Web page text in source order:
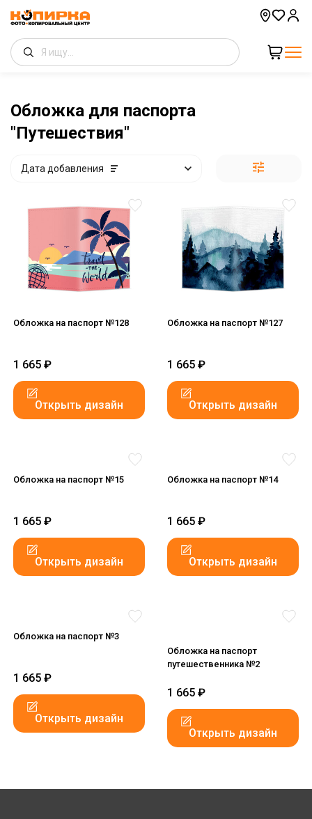
Обложка для паспорта
"Путешествия"
Дата добавления
Обложка на паспорт №128
1 665 ₽
Открыть дизайн
Обложка на паспорт №127
1 665 ₽
Открыть дизайн
Обложка на паспорт №15
1 665 ₽
Открыть дизайн
Обложка на паспорт №14
1 665 ₽
Открыть дизайн
Обложка на паспорт №3
1 665 ₽
Открыть дизайн
Обложка на паспорт
путешественника №2
1 665 ₽
Открыть дизайн